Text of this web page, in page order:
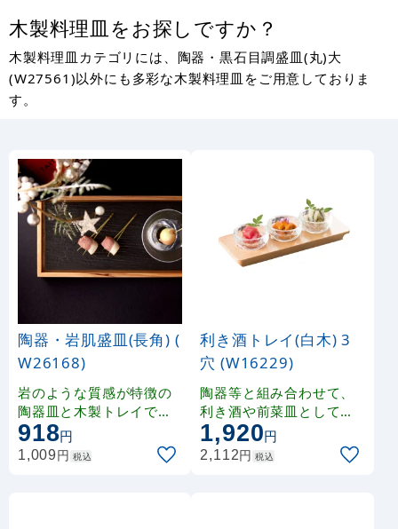
木製料理皿をお探しですか？
木製料理皿カテゴリには、陶器・黒石目調盛皿(丸)大
(W27561)以外にも多彩な木製料理皿をご用意しておりま
す。
陶器・岩肌盛皿(長角) (
W26168)
岩のような質感が特徴の
陶器皿と木製トレイです
。
918円
1,009円 税込
利き酒トレイ(白木) 3
穴 (W16229)
陶器等と組み合わせて、
利き酒や前菜皿としてお
使いいただける穴付きの
木製トレイです。
1,920円
2,112円 税込